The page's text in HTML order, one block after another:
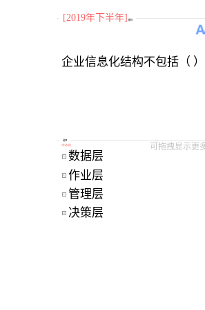
[2019年下半年] 题目
企业信息化结构不包括（ ）
可拖拽显示更
选项
单选题
A 数据层
B 作业层
C 管理层
D 决策层